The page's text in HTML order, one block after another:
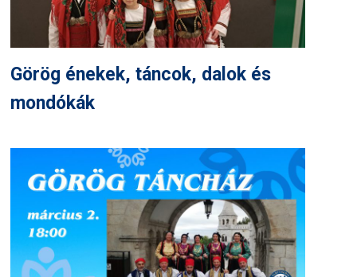
Görög énekek, táncok, dalok és
mondókák